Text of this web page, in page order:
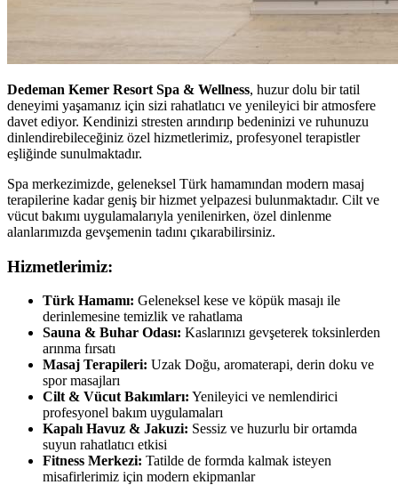
Dedeman Kemer Resort Spa & Wellness, huzur dolu bir tatil
deneyimi yaşamanız için sizi rahatlatıcı ve yenileyici bir atmosfere
davet ediyor. Kendinizi stresten arındırıp bedeninizi ve ruhunuzu
dinlendirebileceğiniz özel hizmetlerimiz, profesyonel terapistler
eşliğinde sunulmaktadır.
Spa merkezimizde, geleneksel Türk hamamından modern masaj
terapilerine kadar geniş bir hizmet yelpazesi bulunmaktadır. Cilt ve
vücut bakımı uygulamalarıyla yenilenirken, özel dinlenme
alanlarımızda gevşemenin tadını çıkarabilirsiniz.
Hizmetlerimiz:
Türk Hamamı: Geleneksel kese ve köpük masajı ile
derinlemesine temizlik ve rahatlama
Sauna & Buhar Odası: Kaslarınızı gevşeterek toksinlerden
arınma fırsatı
Masaj Terapileri: Uzak Doğu, aromaterapi, derin doku ve
spor masajları
Cilt & Vücut Bakımları: Yenileyici ve nemlendirici
profesyonel bakım uygulamaları
Kapalı Havuz & Jakuzi: Sessiz ve huzurlu bir ortamda
suyun rahatlatıcı etkisi
Fitness Merkezi: Tatilde de formda kalmak isteyen
misafirlerimiz için modern ekipmanlar